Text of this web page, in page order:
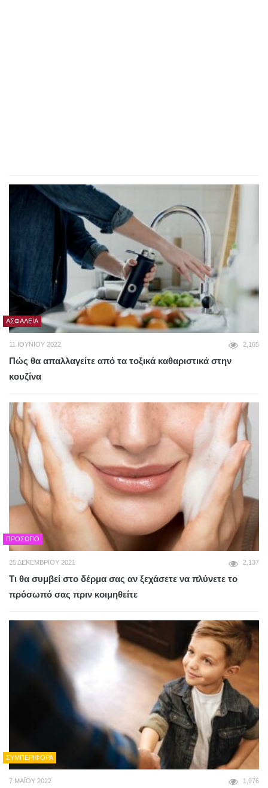
ΑΣΦΆΛΕΙΑ
11 ΙΟΥΝΊΟΥ 2022 2,165
Πώς θα απαλλαγείτε από τα τοξικά καθαριστικά στην
κουζίνα
ΠΡΌΣΩΠΟ
25 ΔΕΚΕΜΒΡΊΟΥ 2021 2,137
Τι θα συμβεί στο δέρμα σας αν ξεχάσετε να πλύνετε το
πρόσωπό σας πριν κοιμηθείτε
ΣΥΜΠΕΡΙΦΟΡΆ
7 ΜΑΪ́ΟΥ 2022 1,976